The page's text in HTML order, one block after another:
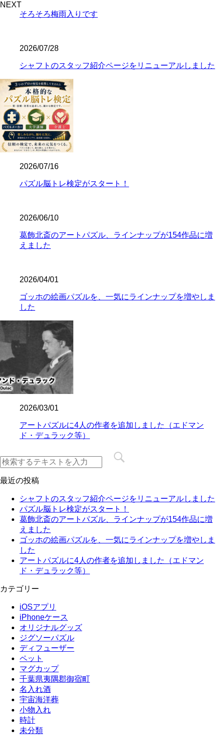
NEXT
そろそろ梅雨入りです
2026/07/28
シャフトのスタッフ紹介ページをリニューアルしました
2026/07/16
パズル脳トレ検定がスタート！
2026/06/10
葛飾北斎のアートパズル、ラインナップが154作品に増
えました
2026/04/01
ゴッホの絵画パズルを、一気にラインナップを増やしま
した
2026/03/01
アートパズルに4人の作者を追加しました（エドマン
ド・デュラック等）
最近の投稿
シャフトのスタッフ紹介ページをリニューアルしました
パズル脳トレ検定がスタート！
葛飾北斎のアートパズル、ラインナップが154作品に増
えました
ゴッホの絵画パズルを、一気にラインナップを増やしま
した
アートパズルに4人の作者を追加しました（エドマン
ド・デュラック等）
カテゴリー
iOSアプリ
iPhoneケース
オリジナルグッズ
ジグソーパズル
ディフューザー
ペット
マグカップ
千葉県夷隅郡御宿町
名入れ酒
宇宙海洋葬
小物入れ
時計
未分類